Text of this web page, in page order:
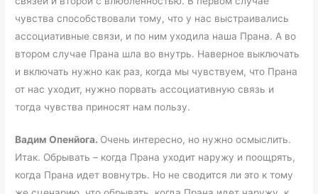
чувства способствовали тому, что у нас выстраивались
ассоциативные связи, и по ним уходила наша Прана. А во
втором случае Прана шла во внутрь. Наверное выключать
и включать нужно как раз, когда мы чувствуем, что Прана
от нас уходит, нужно порвать ассоциативную связь и
тогда чувства приносят нам пользу.
Вадим Опенйога. Очень интересно, но нужно осмыслить.
Итак. Обрывать – когда Прана уходит наружу и поощрять,
когда Прана идет вовнутрь. Но не сводится ли это к тому